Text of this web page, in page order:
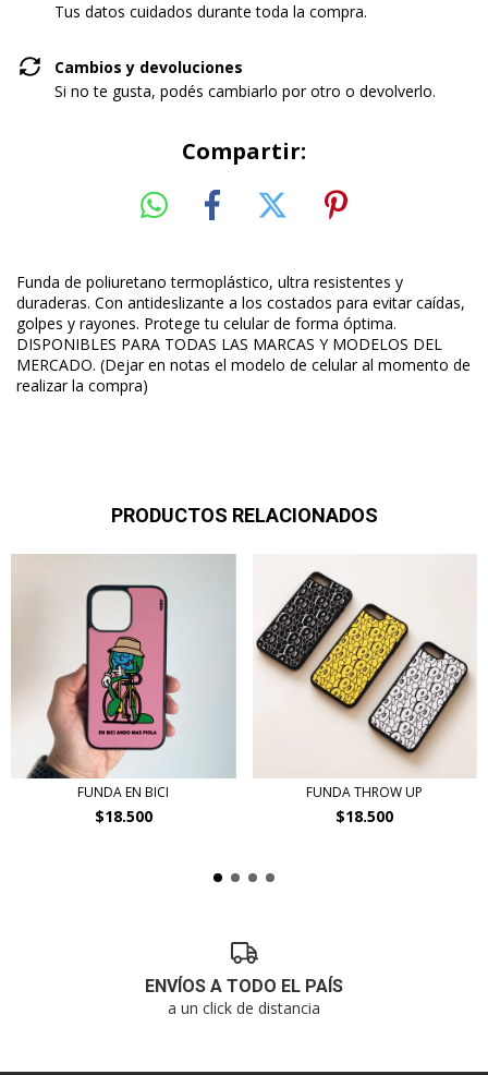
Tus datos cuidados durante toda la compra.
Cambios y devoluciones
Si no te gusta, podés cambiarlo por otro o devolverlo.
Compartir:
Funda de poliuretano termoplástico, ultra resistentes y
duraderas. Con antideslizante a los costados para evitar caídas,
golpes y rayones. Protege tu celular de forma óptima.
DISPONIBLES PARA TODAS LAS MARCAS Y MODELOS DEL
MERCADO. (Dejar en notas el modelo de celular al momento de
realizar la compra)
PRODUCTOS RELACIONADOS
FUNDA EN BICI
$18.500
FUNDA THROW UP
$18.500
ENVÍOS A TODO EL PAÍS
a un click de distancia